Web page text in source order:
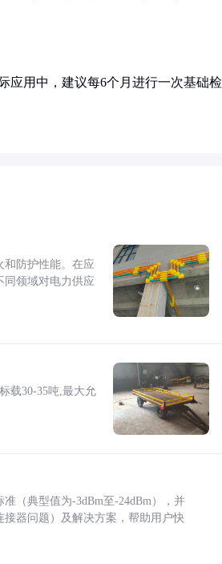
应用中，建议每6个月进行一次基础检
和防护性能。在应
同领域对电力供应
载30-35吨,最大允
（典型值为-3dBm至-24dBm），并
器问题）及解决方案，帮助用户快